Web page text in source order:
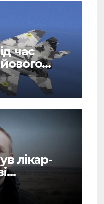
час
лікар-